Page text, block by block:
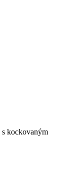
s kockovaným